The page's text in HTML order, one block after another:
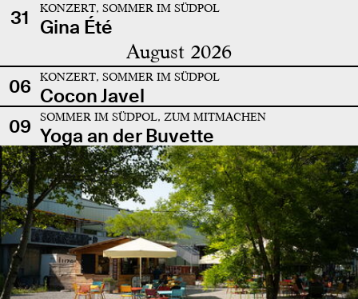
31
KONZERT, SOMMER IM SÜDPOL
Gina Été
August 2026
06 KONZERT, SOMMER IM SÜDPOL
Cocon Javel
09
SOMMER IM SÜDPOL, ZUM MITMACHEN
Yoga an der Buvette